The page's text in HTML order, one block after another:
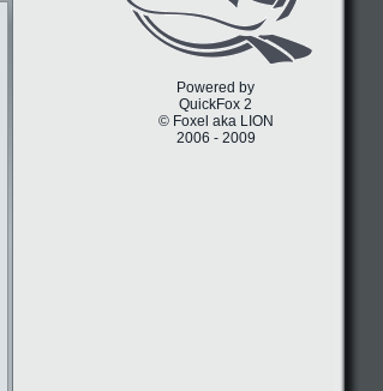
Powered by
QuickFox 2
© Foxel aka LION
2006 - 2009